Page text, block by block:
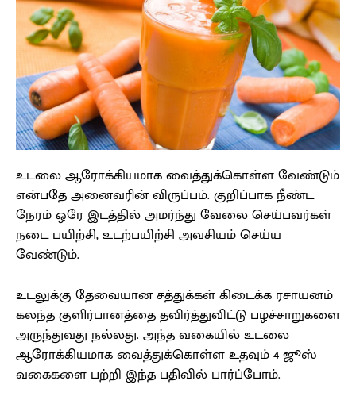
உடலை ஆரோக்கியமாக வைத்துக்கொள்ள வேண்டும்
என்பதே அனைவரின் விருப்பம். குறிப்பாக நீண்ட
நேரம் ஒரே இடத்தில் அமர்ந்து வேலை செய்பவர்கள்
நடை பயிற்சி, உடற்பயிற்சி அவசியம் செய்ய
வேண்டும்.
உடலுக்கு தேவையான சத்துக்கள் கிடைக்க ரசாயனம்
கலந்த குளிர்பானத்தை தவிர்த்துவிட்டு பழச்சாறுகளை
அருந்துவது நல்லது. அந்த வகையில் உடலை
ஆரோக்கியமாக வைத்துக்கொள்ள உதவும் 4 ஜூஸ்
வகைகளை பற்றி இந்த பதிவில் பார்ப்போம்.